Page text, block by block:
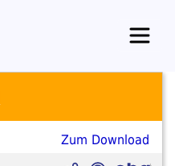
Zum Download